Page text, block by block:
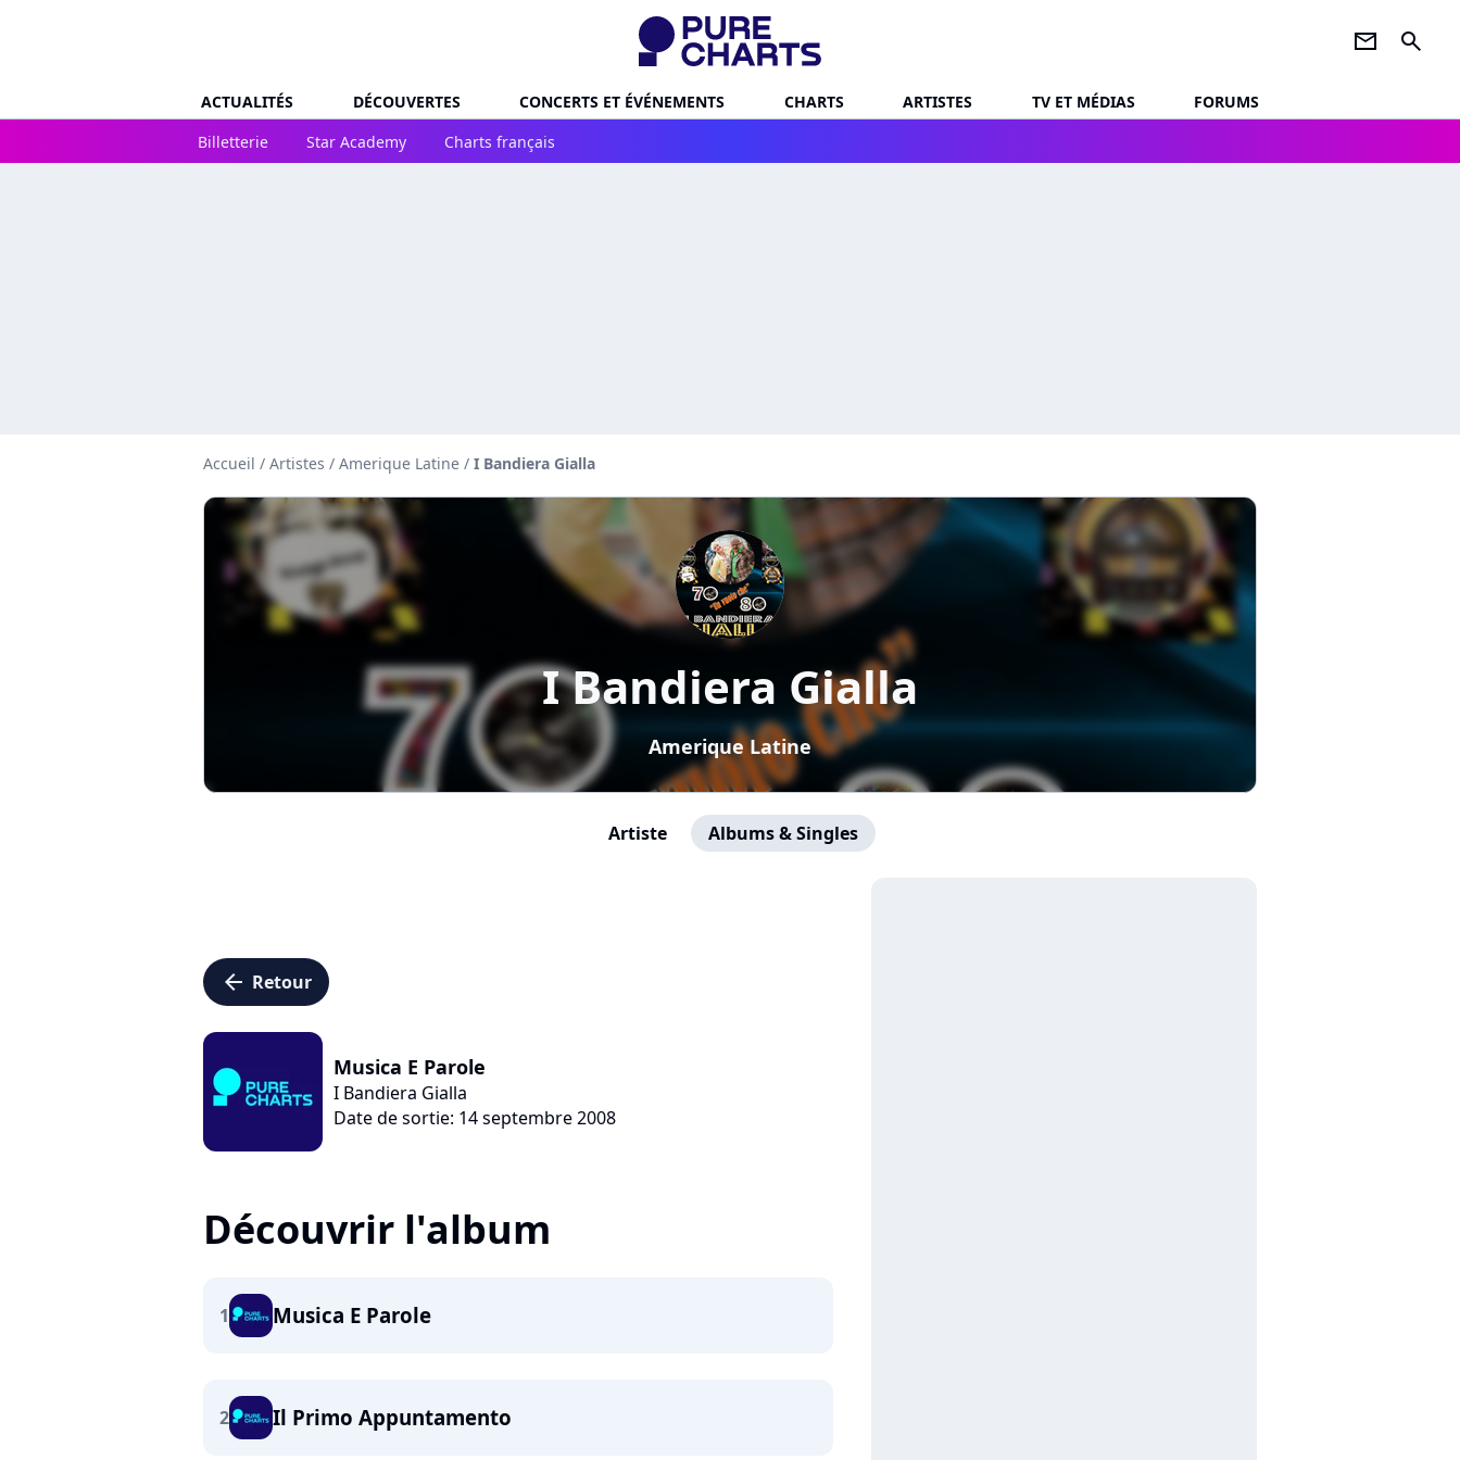
newsletter search
ACTUALITÉS DÉCOUVERTES CONCERTS ET ÉVÉNEMENTS CHARTS ARTISTES TV ET MÉDIAS
FORUMS
Billetterie
Star Academy Charts français
Accueil / Artistes / Amerique Latine / I Bandiera Gialla
I Bandiera Gialla
Amerique Latine
Artiste Albums & Singles
arrow_left Retour
Musica E Parole
I Bandiera Gialla
Date de sortie: 14 septembre 2008
Découvrir l'album
1 Musica E Parole
2 Il Primo Appuntamento